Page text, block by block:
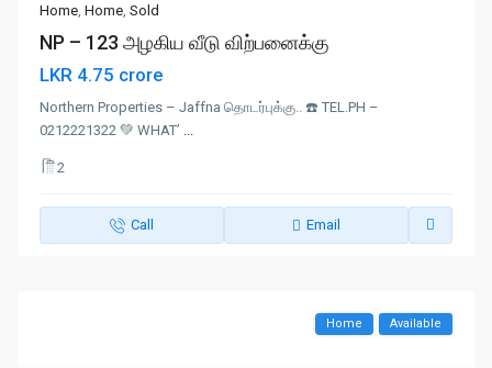
Home,Home,Sold
NP – 123 அழகிய வீடு விற்பனைக்கு
LKR 4.75 crore
Northern Properties – Jaffna தொடர்புக்கு.. ☎️ TEL.PH –
0212221322 💚 WHAT’ ...
2
Call Email
Home Available